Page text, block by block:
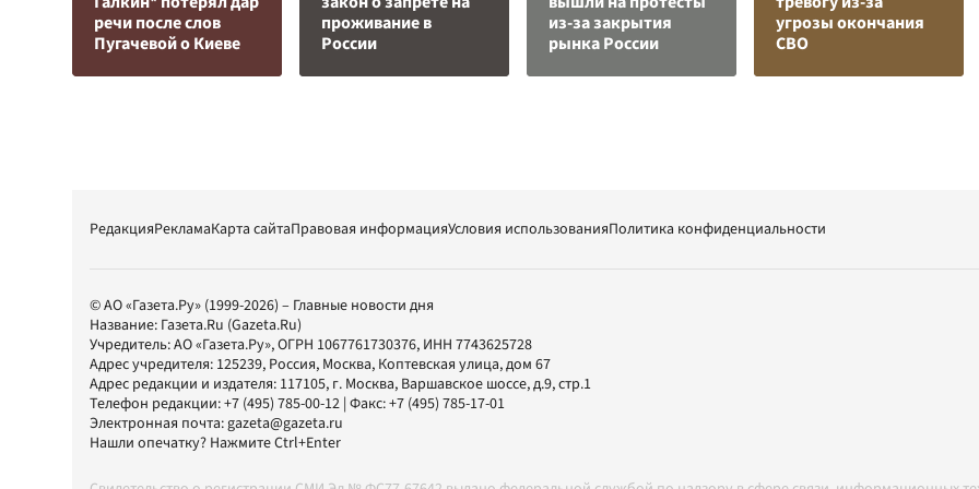
речи после слов
Пугачевой о Киеве
проживание в
России
из-за закрытия
рынка России
угрозы окончания
СВО
РедакцияРекламаКарта сайтаПравовая информацияУсловия использованияПолитика конфиденциальности
© АО «Газета.Ру» (1999-2026) – Главные новости дня
Название: Газета.Ru (Gazeta.Ru)
Учредитель:АО «Газета.Ру», ОГРН 1067761730376, ИНН 7743625728
Адрес учредителя: 125239, Россия, Москва, Коптевская улица, дом 67
Адрес редакции и издателя: 117105, г. Москва, Варшавское шоссе, д.9, стр.1
Телефон редакции:+7 (495) 785-00-12 | Факс:+7 (495) 785-17-01
Электронная почта:gazeta@gazeta.ru
Нашли опечатку? Нажмите Ctrl+Enter